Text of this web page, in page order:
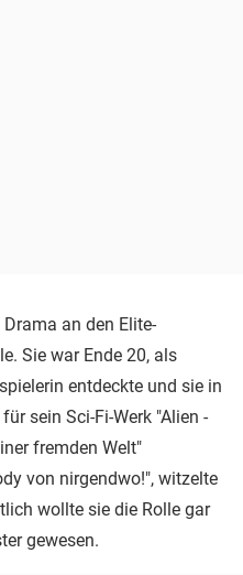
an den Elite-
Sie war Ende 20, als
entdeckte und sie in
sein Sci-Fi-Werk "Alien -
fremden Welt"
von nirgendwo!", witzelte
wollte sie die Rolle gar
gewesen.